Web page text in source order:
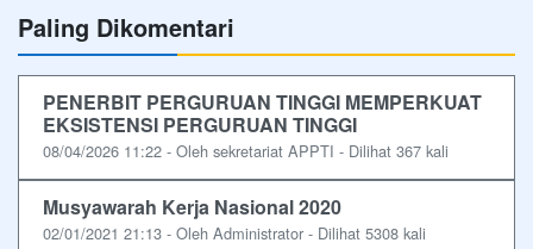
Paling Dikomentari
PENERBIT PERGURUAN TINGGI MEMPERKUAT
EKSISTENSI PERGURUAN TINGGI
08/04/2026 11:22 - Oleh sekretariat APPTI - Dilihat 367 kali
Musyawarah Kerja Nasional 2020
02/01/2021 21:13 - Oleh Administrator - Dilihat 5308 kali